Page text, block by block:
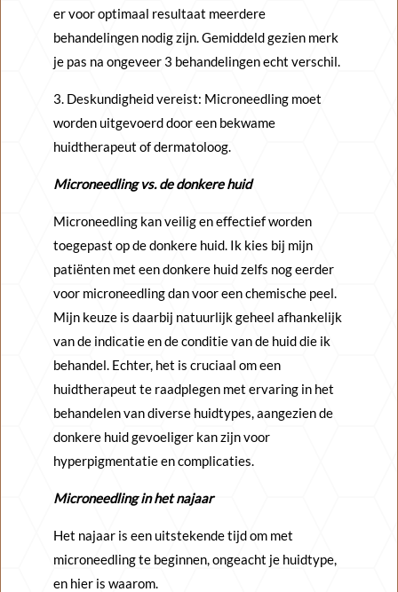
er voor optimaal resultaat meerdere
behandelingen nodig zijn. Gemiddeld gezien merk
je pas na ongeveer 3 behandelingen echt verschil.
3. Deskundigheid vereist: Microneedling moet
worden uitgevoerd door een bekwame
huidtherapeut of dermatoloog.
Microneedling vs. de donkere huid
Microneedling kan veilig en effectief worden
toegepast op de donkere huid. Ik kies bij mijn
patiënten met een donkere huid zelfs nog eerder
voor microneedling dan voor een chemische peel.
Mijn keuze is daarbij natuurlijk geheel afhankelijk
van de indicatie en de conditie van de huid die ik
behandel. Echter, het is cruciaal om een
huidtherapeut te raadplegen met ervaring in het
behandelen van diverse huidtypes, aangezien de
donkere huid gevoeliger kan zijn voor
hyperpigmentatie en complicaties.
Microneedling in het najaar
Het najaar is een uitstekende tijd om met
microneedling te beginnen, ongeacht je huidtype,
en hier is waarom.